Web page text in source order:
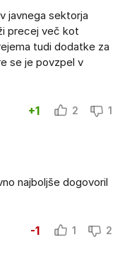
javnega sektorja
precej več kot
tudi dodatke za
se je povzpel v
+1 2 1
najboljše dogovoril
-1 1 2